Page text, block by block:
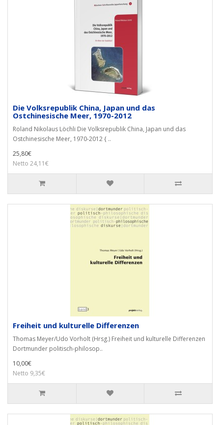
Die Volksrepublik China, Japan und das
Ostchinesische Meer, 1970-2012
Roland Nikolaus Löchli Die Volksrepublik China, Japan und das
Ostchinesische Meer, 1970-2012 { ..
25,80€
Netto 24,11€
Freiheit und kulturelle Differenzen
Thomas Meyer/Udo Vorholt (Hrsg.) Freiheit und kulturelle Differenzen
Dortmunder politisch-philosop..
10,00€
Netto 9,35€